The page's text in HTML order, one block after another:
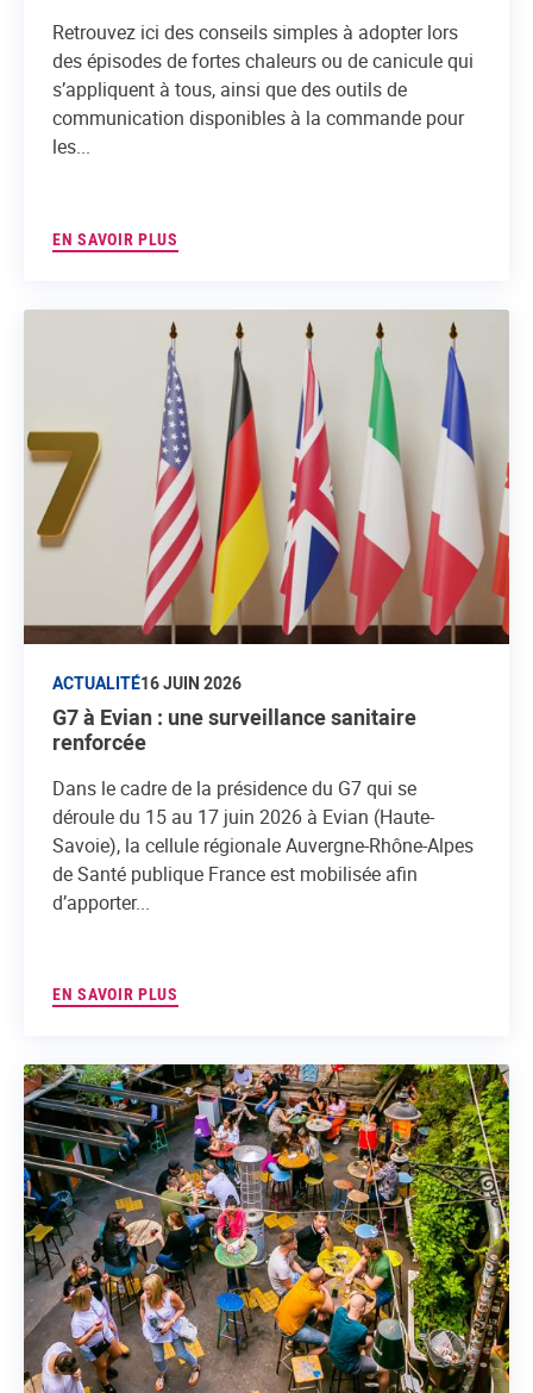
Retrouvez ici des conseils simples à adopter lors
des épisodes de fortes chaleurs ou de canicule qui
s’appliquent à tous, ainsi que des outils de
communication disponibles à la commande pour
les...
EN SAVOIR PLUS
ACTUALITÉ16 JUIN 2026
G7 à Evian : une surveillance sanitaire
renforcée
Dans le cadre de la présidence du G7 qui se
déroule du 15 au 17 juin 2026 à Evian (Haute-
Savoie), la cellule régionale Auvergne-Rhône-Alpes
de Santé publique France est mobilisée afin
d’apporter...
EN SAVOIR PLUS